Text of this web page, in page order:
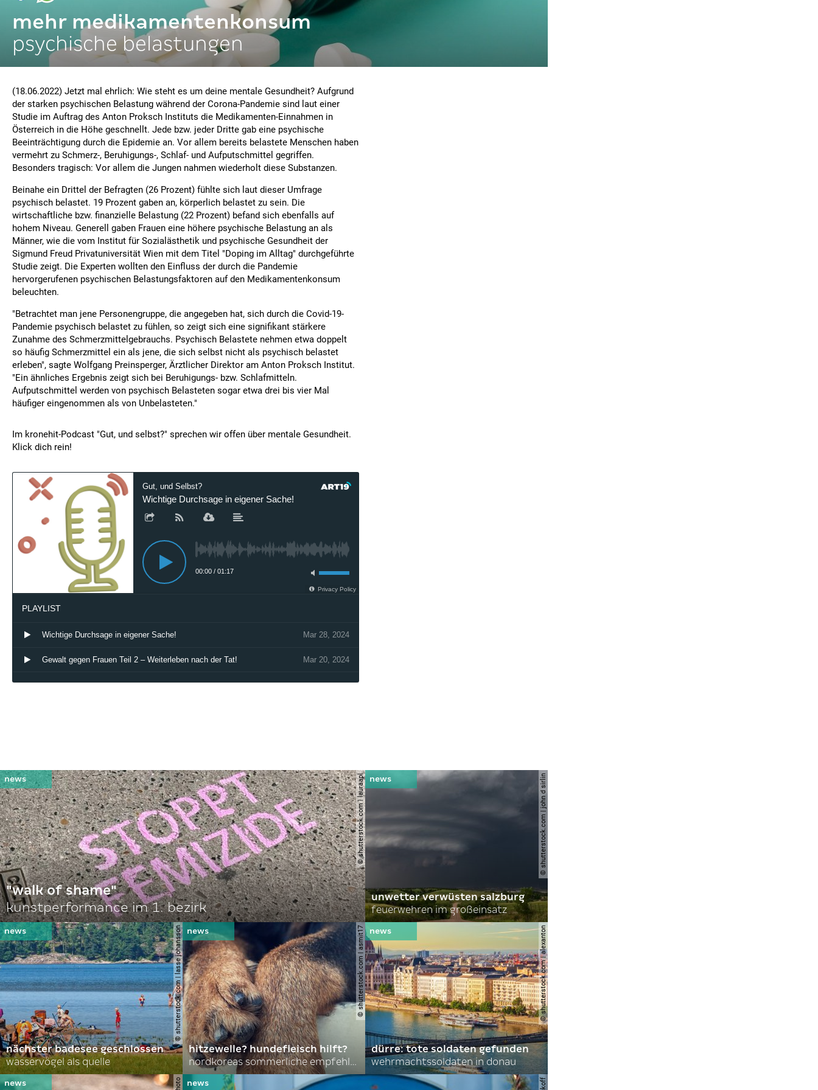
mehr medikamentenkonsum
psychische belastungen
(18.06.2022) Jetzt mal ehrlich: Wie steht es um deine mentale Gesundheit? Aufgrund
der starken psychischen Belastung während der Corona-Pandemie sind laut einer
Studie im Auftrag des Anton Proksch Instituts die Medikamenten-Einnahmen in
Österreich in die Höhe geschnellt. Jede bzw. jeder Dritte gab eine psychische
Beeinträchtigung durch die Epidemie an. Vor allem bereits belastete Menschen haben
vermehrt zu Schmerz-, Beruhigungs-, Schlaf- und Aufputschmittel gegriffen.
Besonders tragisch: Vor allem die Jungen nahmen wiederholt diese Substanzen.
Beinahe ein Drittel der Befragten (26 Prozent) fühlte sich laut dieser Umfrage
psychisch belastet. 19 Prozent gaben an, körperlich belastet zu sein. Die
wirtschaftliche bzw. finanzielle Belastung (22 Prozent) befand sich ebenfalls auf
hohem Niveau. Generell gaben Frauen eine höhere psychische Belastung an als
Männer, wie die vom Institut für Sozialästhetik und psychische Gesundheit der
Sigmund Freud Privatuniversität Wien mit dem Titel "Doping im Alltag" durchgeführte
Studie zeigt. Die Experten wollten den Einfluss der durch die Pandemie
hervorgerufenen psychischen Belastungsfaktoren auf den Medikamentenkonsum
beleuchten.
"Betrachtet man jene Personengruppe, die angegeben hat, sich durch die Covid-19-
Pandemie psychisch belastet zu fühlen, so zeigt sich eine signifikant stärkere
Zunahme des Schmerzmittelgebrauchs. Psychisch Belastete nehmen etwa doppelt
so häufig Schmerzmittel ein als jene, die sich selbst nicht als psychisch belastet
erleben", sagte Wolfgang Preinsperger, Ärztlicher Direktor am Anton Proksch Institut.
"Ein ähnliches Ergebnis zeigt sich bei Beruhigungs- bzw. Schlafmitteln.
Aufputschmittel werden von psychisch Belasteten sogar etwa drei bis vier Mal
häufiger eingenommen als von Unbelasteten."
Im kronehit-Podcast "Gut, und selbst?" sprechen wir offen über mentale Gesundheit.
Klick dich rein!
© shutterstock.com | lauraapl
"walk of shame"
kunstperformance im 1. bezirk
© shutterstock.com | john d sirlin
unwetter verwüsten salzburg
feuerwehren im großeinsatz
© shutterstock.com | lasse johansson
nächster badesee geschlossen
wasservögel als quelle
© shutterstock.com | asmit17
hitzewelle? hundefleisch hilft?
nordkoreas sommerliche empfehlungen
© shutterstock.com | alexanton
dürre: tote soldaten gefunden
wehrmachtssoldaten in donau